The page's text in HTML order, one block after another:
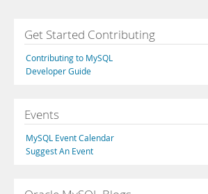
Get Started Contributing
Contributing to MySQL
Developer Guide
Events
MySQL Event Calendar
Suggest An Event